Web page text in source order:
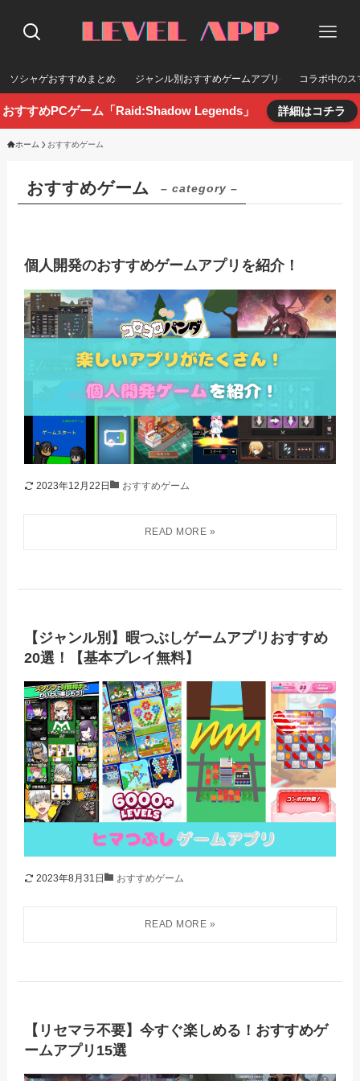
ソシャゲおすすめまとめ ジャンル別おすすめゲームアプリ コラボ中のス
おすすめPCゲーム「Raid:Shadow Legends」 詳細はコチラ
ホーム おすすめゲーム
おすすめゲーム – category –
個人開発のおすすめゲームアプリを紹介！
2023年12月22日 おすすめゲーム
【ジャンル別】暇つぶしゲームアプリおすすめ
20選！【基本プレイ無料】
2023年8月31日 おすすめゲーム
【リセマラ不要】今すぐ楽しめる！おすすめゲ
ームアプリ15選